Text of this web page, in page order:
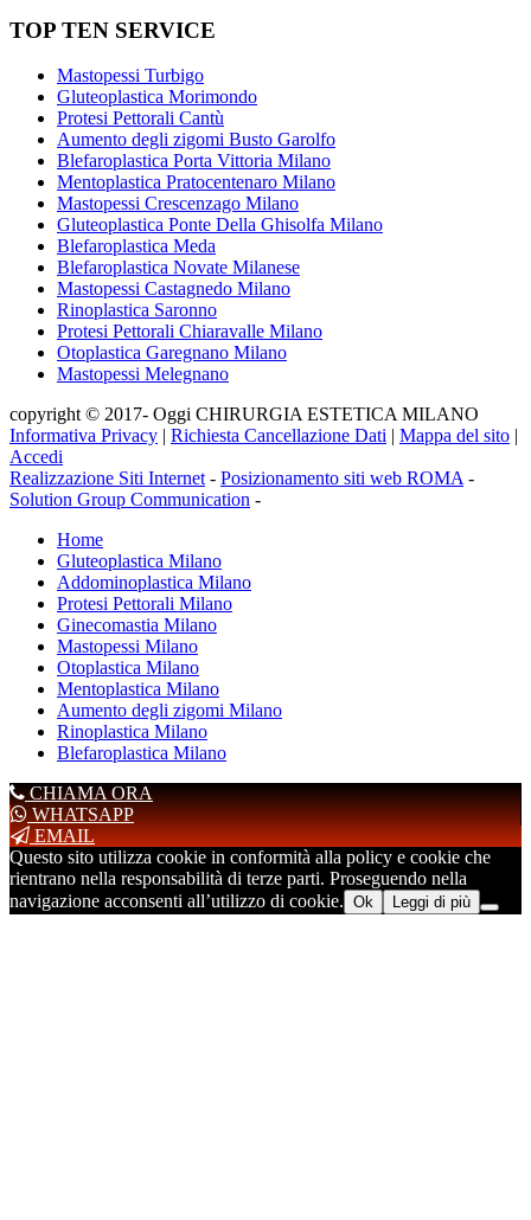
TOP TEN SERVICE
Mastopessi Turbigo
Gluteoplastica Morimondo
Protesi Pettorali Cantù
Aumento degli zigomi Busto Garolfo
Blefaroplastica Porta Vittoria Milano
Mentoplastica Pratocentenaro Milano
Mastopessi Crescenzago Milano
Gluteoplastica Ponte Della Ghisolfa Milano
Blefaroplastica Meda
Blefaroplastica Novate Milanese
Mastopessi Castagnedo Milano
Rinoplastica Saronno
Protesi Pettorali Chiaravalle Milano
Otoplastica Garegnano Milano
Mastopessi Melegnano
copyright © 2017- Oggi CHIRURGIA ESTETICA MILANO
Informativa Privacy | Richiesta Cancellazione Dati | Mappa del sito |
Accedi
Realizzazione Siti Internet- Posizionamento siti web ROMA-
Solution Group Communication -
Home
Gluteoplastica Milano
Addominoplastica Milano
Protesi Pettorali Milano
Ginecomastia Milano
Mastopessi Milano
Otoplastica Milano
Mentoplastica Milano
Aumento degli zigomi Milano
Rinoplastica Milano
Blefaroplastica Milano
CHIAMA ORA
WHATSAPP
EMAIL
Questo sito utilizza cookie in conformità alla policy e cookie che
rientrano nella responsabilità di terze parti. Proseguendo nella
navigazione acconsenti all’utilizzo di cookie. Ok Leggi di più